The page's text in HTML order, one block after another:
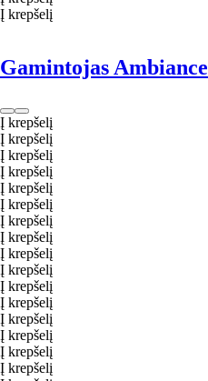
Į krepšelį
Gamintojas Ambiance
Į krepšelį
Į krepšelį
Į krepšelį
Į krepšelį
Į krepšelį
Į krepšelį
Į krepšelį
Į krepšelį
Į krepšelį
Į krepšelį
Į krepšelį
Į krepšelį
Į krepšelį
Į krepšelį
Į krepšelį
Į krepšelį